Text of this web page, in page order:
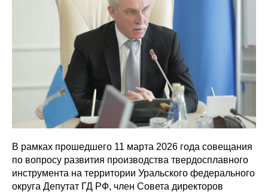
В рамках прошедшего 11 марта 2026 года совещания
по вопросу развития производства твердосплавного
инструмента на территории Уральского федерального
округа Депутат ГД РФ, член Совета директоров